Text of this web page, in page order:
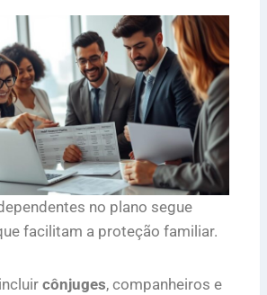
no plano segue
facilitam a proteção familiar.
cônjuges, companheiros e